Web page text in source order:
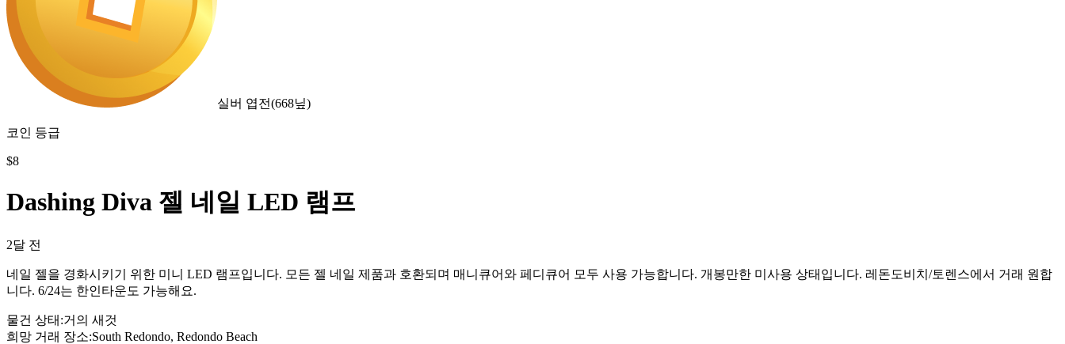
실버 엽전(668닢)
코인 등급
$8
Dashing Diva 젤 네일 LED 램프
2달 전
네일 젤을 경화시키기 위한 미니 LED 램프입니다. 모든 젤 네일 제품과 호환되며 매니큐어와 페디큐어 모두 사용 가능합니다. 개봉만한 미사용 상태입니다. 레돈도비치/토렌스에서 거래 원합
니다. 6/24는 한인타운도 가능해요.
물건 상태 :거의 새것
희망 거래 장소:South Redondo, Redondo Beach